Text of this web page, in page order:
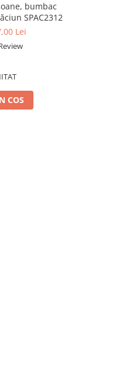
bumbac
SPAC2312
Lei
COS